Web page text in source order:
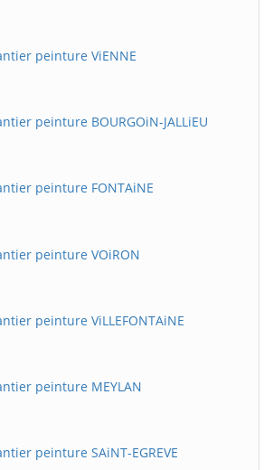
peinture ViENNE
peinture BOURGOiN-JALLiEU
peinture FONTAiNE
peinture VOiRON
peinture ViLLEFONTAiNE
peinture MEYLAN
peinture SAiNT-EGREVE